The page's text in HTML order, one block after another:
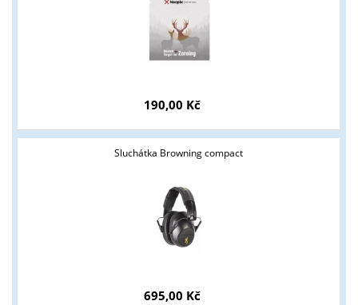
190,00 Kč
Sluchátka Browning compact
695,00 Kč